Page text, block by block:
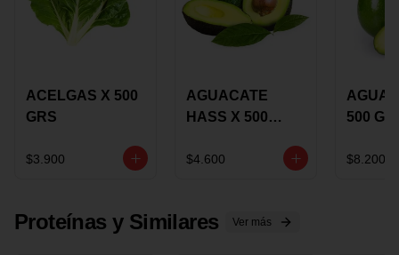
ACELGAS X 500
GRS
$3.900
AGUACATE
HASS X 500
$4.600
500
$8.200
Proteínas y Similares Ver más